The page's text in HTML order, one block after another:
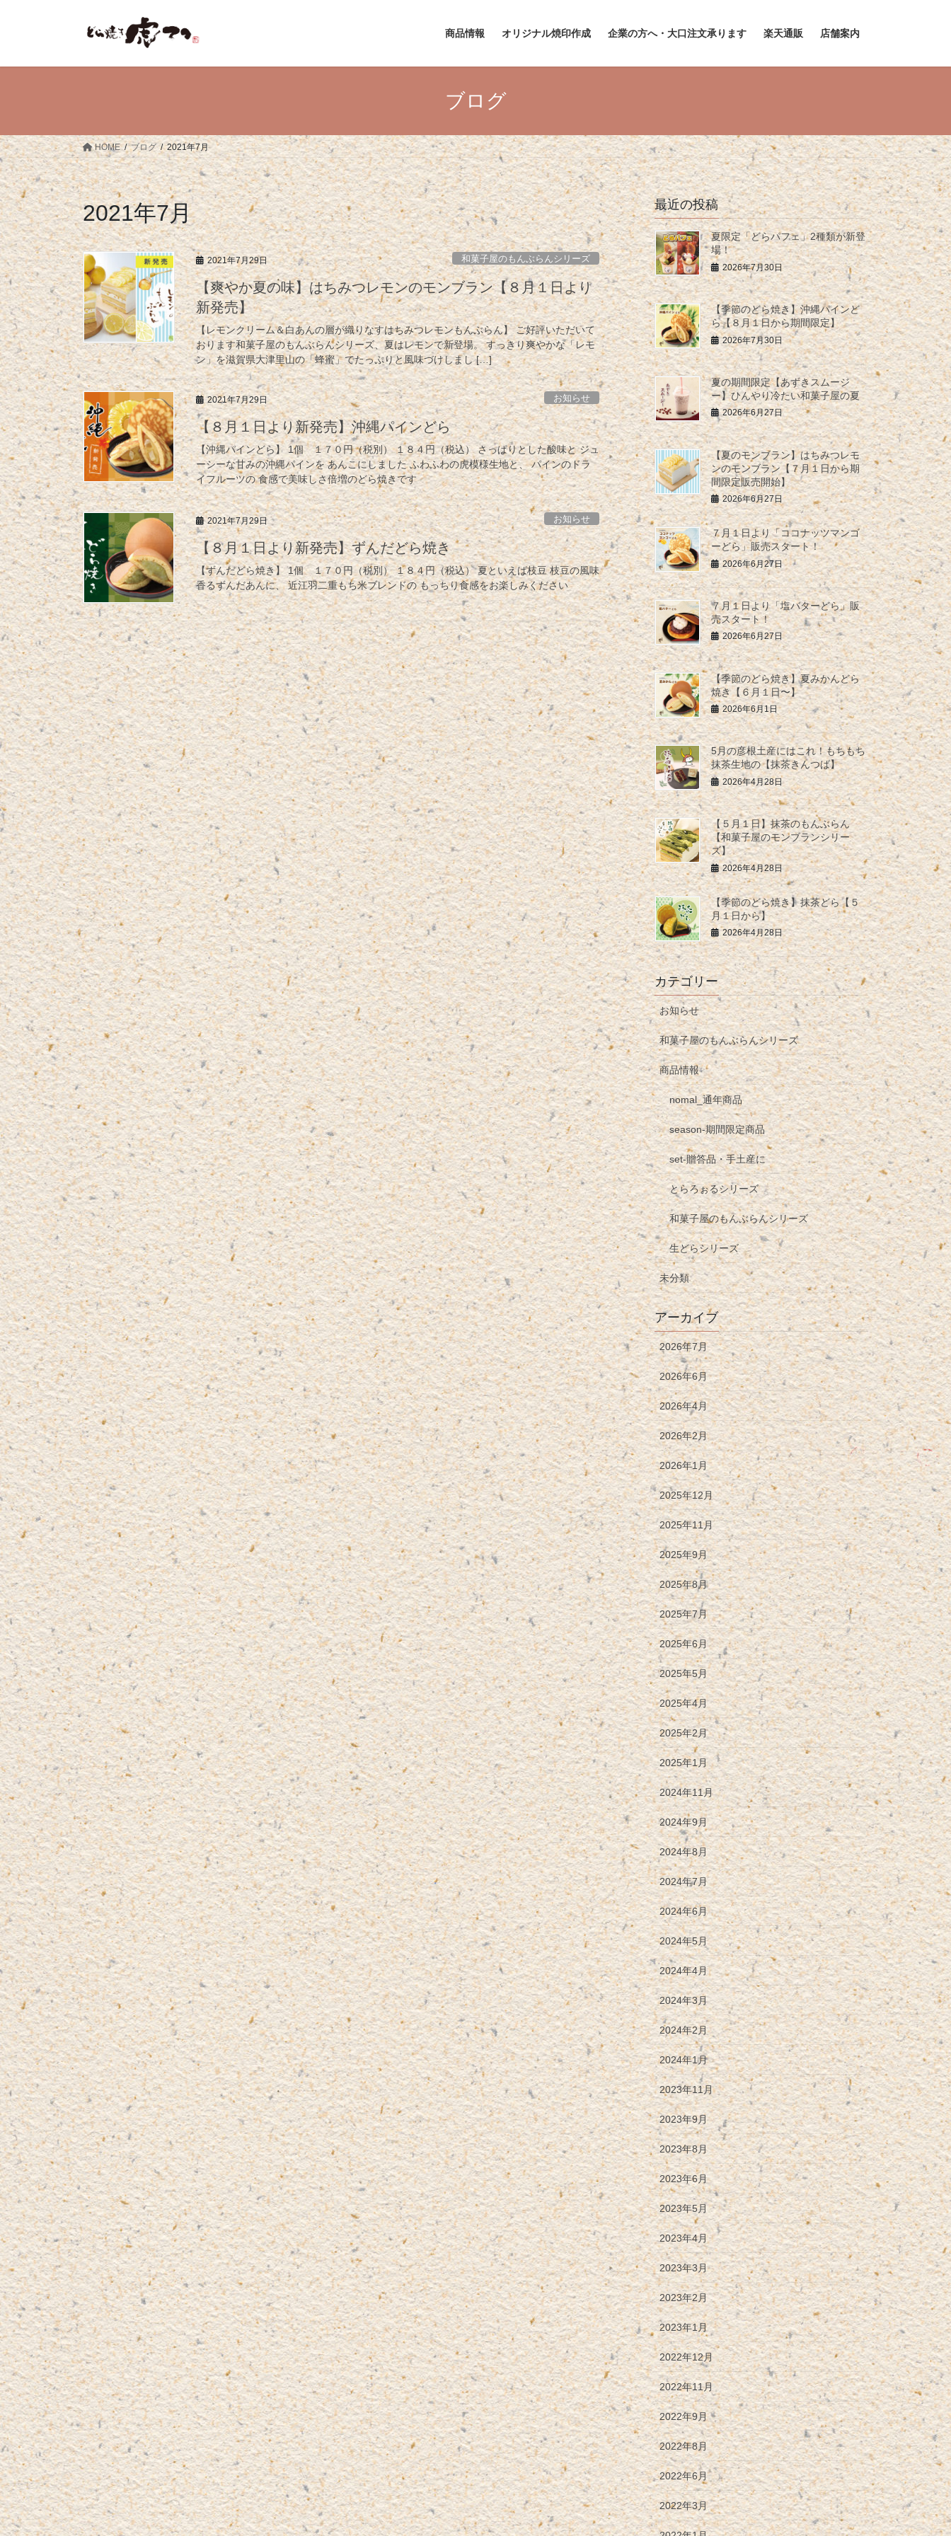
ッ
プ
移
動
商品情報 オリジナル焼印作成 企業の方へ・大口注文承ります 楽天通販 店舗案内
ブログ
HOME ブログ 2021年7月
2021年7月
2021年7月29日 和菓子屋のもんぶらんシリーズ
【爽やか夏の味】はちみつレモンのモンブラン【８月１日より
新発売】
【レモンクリーム＆白あんの層が織りなすはちみつレモンもんぶらん】 ご好評いただいて
おります和菓子屋のもんぶらんシリーズ、夏はレモンで新登場。 すっきり爽やかな「レモ
ン」を滋賀県大津里山の「蜂蜜」でたっぷりと風味づけしまし […]
2021年7月29日 お知らせ
【８月１日より新発売】沖縄パインどら
【沖縄パインどら】 1個 １７０円（税別） １８４円（税込） さっぱりとした酸味と ジュ
ーシーな甘みの沖縄パインを あんこにしました ふわふわの虎模様生地と、 パインのドラ
イフルーツの 食感で美味しさ倍増のどら焼きです
2021年7月29日 お知らせ
【８月１日より新発売】ずんだどら焼き
【ずんだどら焼き】 1個 １７０円（税別） １８４円（税込） 夏といえば枝豆 枝豆の風味
香るずんだあんに、 近江羽二重もち米ブレンドの もっちり食感をお楽しみください
最近の投稿
夏限定「どらパフェ」2種類が新登
場！
2026年7月30日
【季節のどら焼き】沖縄パインど
ら【８月１日から期間限定】
2026年7月30日
夏の期間限定【あずきスムージ
ー】ひんやり冷たい和菓子屋の夏
2026年6月27日
【夏のモンブラン】はちみつレモ
ンのモンブラン【７月１日から期
間限定販売開始】
2026年6月27日
７月１日より「ココナッツマンゴ
ーどら」販売スタート！
2026年6月27日
７月１日より「塩バターどら」販
売スタート！
2026年6月27日
【季節のどら焼き】夏みかんどら
焼き【６月１日〜】
2026年6月1日
5月の彦根土産にはこれ！もちもち
抹茶生地の【抹茶きんつば】
2026年4月28日
【５月１日】抹茶のもんぶらん
【和菓子屋のモンブランシリー
ズ】
2026年4月28日
【季節のどら焼き】抹茶どら【５
月１日から】
2026年4月28日
カテゴリー
お知らせ
和菓子屋のもんぶらんシリーズ
商品情報
nomal_通年商品
season-期間限定商品
set-贈答品・手土産に
とらろぉるシリーズ
和菓子屋のもんぶらんシリーズ
生どらシリーズ
未分類
アーカイブ
2026年7月
2026年6月
2026年4月
2026年2月
2026年1月
2025年12月
2025年11月
2025年9月
2025年8月
2025年7月
2025年6月
2025年5月
2025年4月
2025年2月
2025年1月
2024年11月
2024年9月
2024年8月
2024年7月
2024年6月
2024年5月
2024年4月
2024年3月
2024年2月
2024年1月
2023年11月
2023年9月
2023年8月
2023年6月
2023年5月
2023年4月
2023年3月
2023年2月
2023年1月
2022年12月
2022年11月
2022年9月
2022年8月
2022年6月
2022年3月